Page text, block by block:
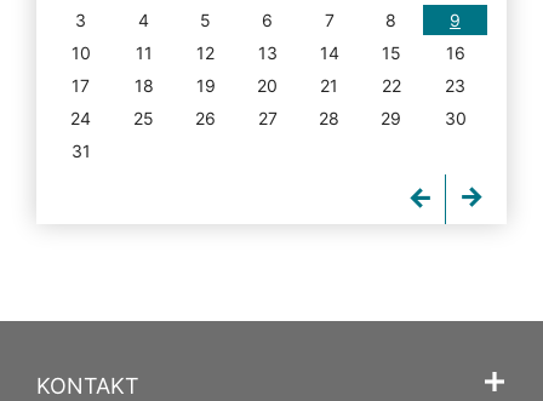
3
4 5 6 7 8
9
10
11 12 13 14 15
16
17
18 19 20 21 22
23
24
25 26 27 28 29
30
31
KONTAKT